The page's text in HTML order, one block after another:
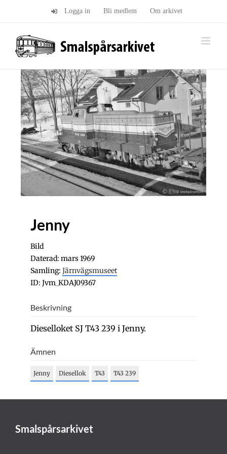
Logga in Bli medlem Om arkivet
Jenny
Bild
Daterad: mars 1969
Samling: Järnvägsmuseet
ID: Jvm_KDAJ09367
Beskrivning
Dieselloket SJ T43 239 i Jenny.
Ämnen
Jenny Diesellok T43 T43 239
Smalspårsarkivet